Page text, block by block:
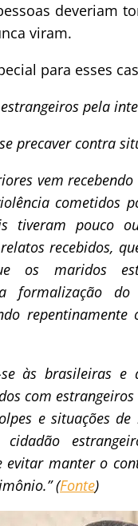
deveriam
viram.
para esses
pela
precaver contra
vem
cometidos
pouco
recebidos,
os maridos
formalização do
se às brasileiras
com
e situações de
evitar manter o
(Fonte)